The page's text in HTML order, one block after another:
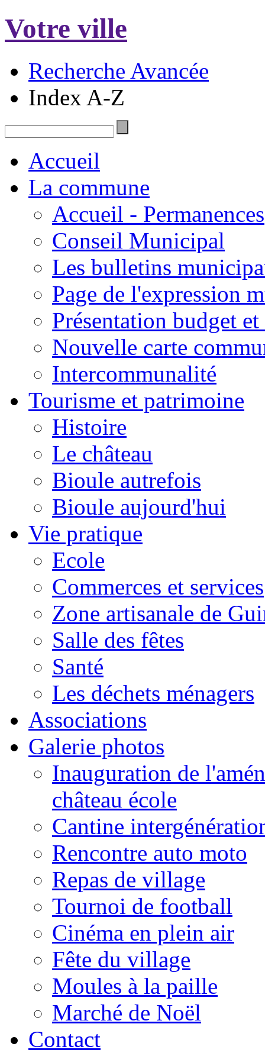
Votre ville
Recherche Avancée
Index A-Z
Accueil
La commune
Accueil - Permanences
Conseil Municipal
Les bulletins
Page de l'expression
Présentation budget
Nouvelle carte
Intercommunalité
Tourisme et patrimoine
Histoire
Le château
Bioule autrefois
Bioule aujourd'hui
Vie pratique
Ecole
Commerces et services
Zone artisanale de
Salle des fêtes
Santé
Les déchets ménagers
Associations
Galerie photos
Inauguration de
château école
Cantine
Rencontre auto moto
Repas de village
Tournoi de football
Cinéma en plein air
Fête du village
Moules à la paille
Marché de Noël
Contact